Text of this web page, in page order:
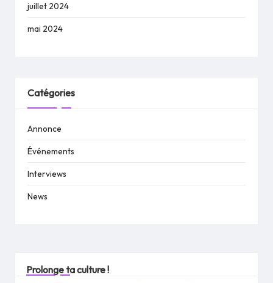
juillet 2024
mai 2024
Catégories
Annonce
Événements
Interviews
News
Prolonge ta culture !